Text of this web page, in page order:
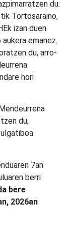
du:
Tortosaraino,
izan duen
emanez.
du, arro-
hori
du,
7an
berri
bere
2026an